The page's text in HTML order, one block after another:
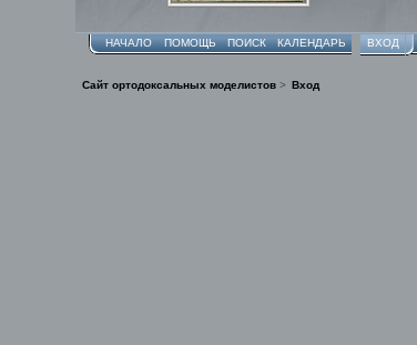
НАЧАЛО ПОМОЩЬ ПОИСК КАЛЕНДАРЬ ВХОД
Сайт ортодоксальных моделистов> Вход